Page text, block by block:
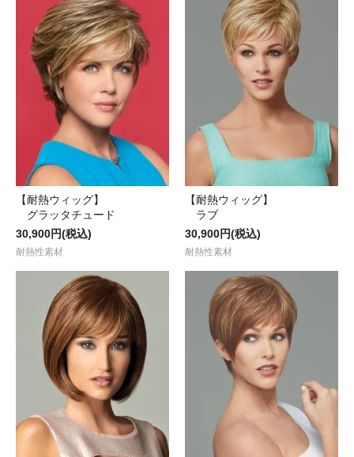
【耐熱ウィッグ】
グラッタチュード
30,900円(税込)
耐熱性素材
【耐熱ウィッグ】
ラブ
30,900円(税込)
耐熱性素材